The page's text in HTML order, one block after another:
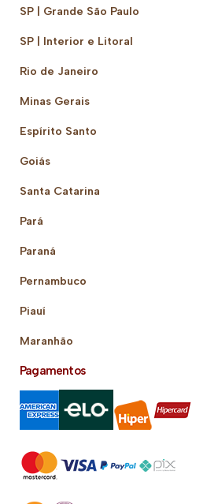
SP | Grande São Paulo
SP | Interior e Litoral
Rio de Janeiro
Minas Gerais
Espírito Santo
Goiás
Santa Catarina
Pará
Paraná
Pernambuco
Piauí
Maranhão
Pagamentos